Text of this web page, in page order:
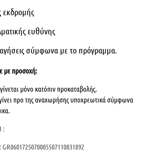
εκδρομής
ευθύνης
σύμφωνα με το πρόγραμμα.
με προσοχή:
μόνο κατόπιν προκαταβολής
προ της αναχωρήσης υποχρεωτικά σύμφωνα
: